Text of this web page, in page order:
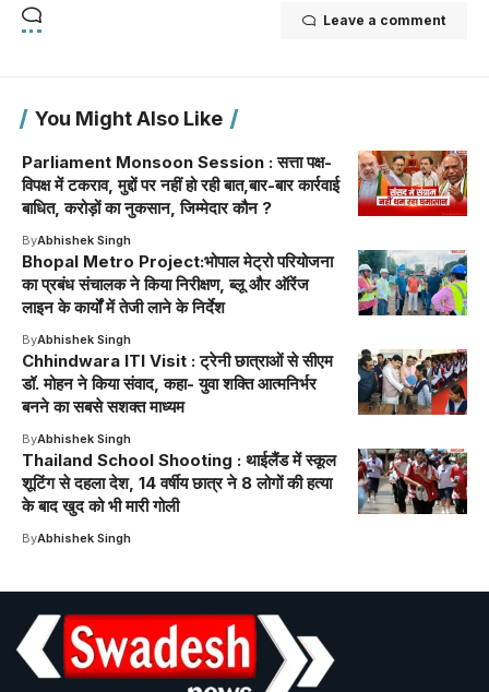
Leave a comment
You Might Also Like
Parliament Monsoon Session : सत्ता पक्ष-
विपक्ष में टकराव, मुद्दों पर नहीं हो रही बात,बार-बार कार्रवाई
बाधित, करोड़ों का नुकसान, जिम्मेदार कौन ?
ByAbhishek Singh
Bhopal Metro Project:भोपाल मेट्रो परियोजना
का प्रबंध संचालक ने किया निरीक्षण, ब्लू और ऑरेंज
लाइन के कार्यों में तेजी लाने के निर्देश
ByAbhishek Singh
Chhindwara ITI Visit : ट्रेनी छात्राओं से सीएम
डॉ. मोहन ने किया संवाद, कहा- युवा शक्ति आत्मनिर्भर
बनने का सबसे सशक्त माध्यम
ByAbhishek Singh
Thailand School Shooting : थाईलैंड में स्कूल
शूटिंग से दहला देश, 14 वर्षीय छात्र ने 8 लोगों की हत्या
के बाद खुद को भी मारी गोली
ByAbhishek Singh